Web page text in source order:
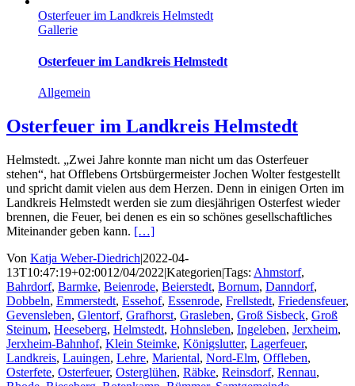
Osterfeuer im Landkreis Helmstedt
Gallerie
Osterfeuer im Landkreis Helmstedt
Allgemein
Osterfeuer im Landkreis Helmstedt
Helmstedt. „Zwei Jahre konnte man nicht um das Osterfeuer
stehen“, hat Offlebens Ortsbürgermeister Jochen Wolter festgestellt
und spricht damit vielen aus dem Herzen. Denn in einigen Orten im
Landkreis Helmstedt werden sie zum diesjährigen Osterfest wieder
brennen, die Feuer, bei denen es ein so schönes gesellschaftliches
Miteinander geben kann. […]
Von Katja Weber-Diedrich|2022-04-
13T10:47:19+02:0012/04/2022|Kategorien|Tags: Ahmstorf,
Bahrdorf, Barmke, Beienrode, Beierstedt, Bornum, Danndorf,
Dobbeln, Emmerstedt, Essehof, Essenrode, Frellstedt, Friedensfeuer,
Gevensleben, Glentorf, Grafhorst, Grasleben, Groß Sisbeck, Groß
Steinum, Heeseberg, Helmstedt, Hohnsleben, Ingeleben, Jerxheim,
Jerxheim-Bahnhof, Klein Steimke, Königslutter, Lagerfeuer,
Landkreis, Lauingen, Lehre, Mariental, Nord-Elm, Offleben,
Osterfete, Osterfeuer, Osterglühen, Räbke, Reinsdorf, Rennau,